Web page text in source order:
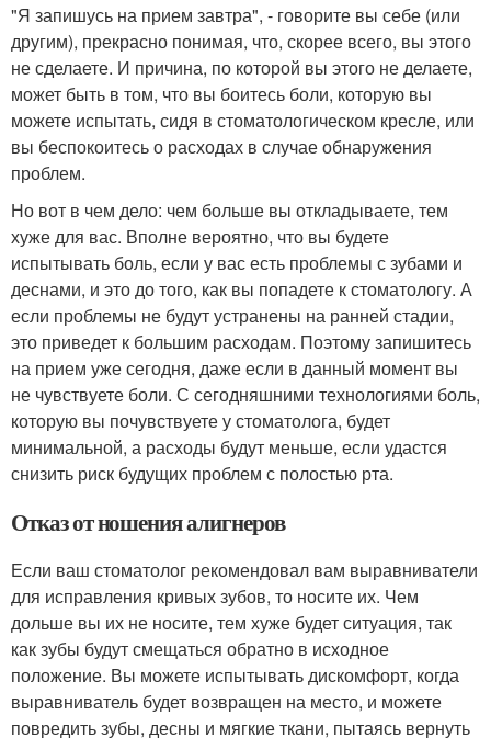
"Я запишусь на прием завтра", - говорите вы себе (или
другим), прекрасно понимая, что, скорее всего, вы этого
не сделаете. И причина, по которой вы этого не делаете,
может быть в том, что вы боитесь боли, которую вы
можете испытать, сидя в стоматологическом кресле, или
вы беспокоитесь о расходах в случае обнаружения
проблем.
Но вот в чем дело: чем больше вы откладываете, тем
хуже для вас. Вполне вероятно, что вы будете
испытывать боль, если у вас есть проблемы с зубами и
деснами, и это до того, как вы попадете к стоматологу. А
если проблемы не будут устранены на ранней стадии,
это приведет к большим расходам. Поэтому запишитесь
на прием уже сегодня, даже если в данный момент вы
не чувствуете боли. С сегодняшними технологиями боль,
которую вы почувствуете у стоматолога, будет
минимальной, а расходы будут меньше, если удастся
снизить риск будущих проблем с полостью рта.
Отказ от ношения алигнеров
Если ваш стоматолог рекомендовал вам выравниватели
для исправления кривых зубов, то носите их. Чем
дольше вы их не носите, тем хуже будет ситуация, так
как зубы будут смещаться обратно в исходное
положение. Вы можете испытывать дискомфорт, когда
выравниватель будет возвращен на место, и можете
повредить зубы, десны и мягкие ткани, пытаясь вернуть